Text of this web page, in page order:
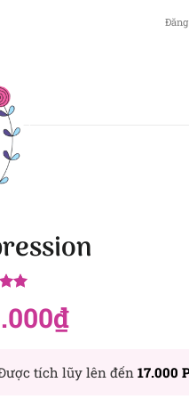
₫
tích lũy lên đến 17.000